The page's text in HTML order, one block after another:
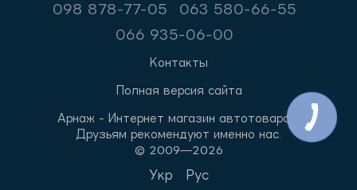
098 878-77-05
063 580-66-55
066 935-06-00
Контакты
Полная версия сайта
Арнаж - Интернет магазин автотоваров.
Друзьям рекомендуют именно нас.
© 2009—2026
Укр Рус